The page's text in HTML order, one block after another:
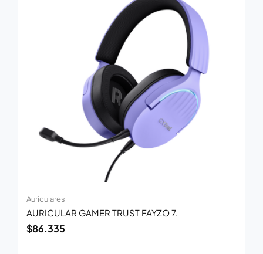
Auriculares
AURICULAR GAMER TRUST FAYZO 7.
$86.335